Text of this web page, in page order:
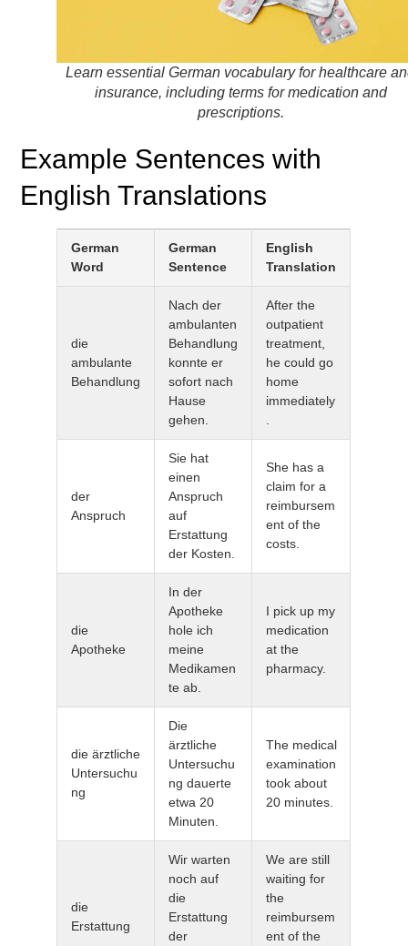
Learn essential German vocabulary for healthcare
insurance, including terms for medication and
prescriptions.
Example Sentences with
English Translations
German
Word
German
Sentence
English
Translation
die
ambulante
Behandlung
Nach der
ambulanten
Behandlung
konnte er
sofort nach
Hause
gehen.
After the
outpatient
treatment,
he could go
home
immediately
der
Anspruch
Sie hat
einen
Anspruch
auf
Erstattung
der Kosten.
She has a
claim for a
reimbursem
ent of the
costs.
die
Apotheke
In der
Apotheke
hole ich
meine
Medikamen
te ab.
I pick up my
medication
at the
pharmacy.
die ärztliche
Untersuchu
ng
Die
ärztliche
Untersuchu
ng dauerte
etwa 20
Minuten.
The medical
examination
took about
20 minutes.
die
Erstattung
Wir warten
noch auf
die
Erstattung
der
We are still
waiting for
the
reimbursem
ent of the